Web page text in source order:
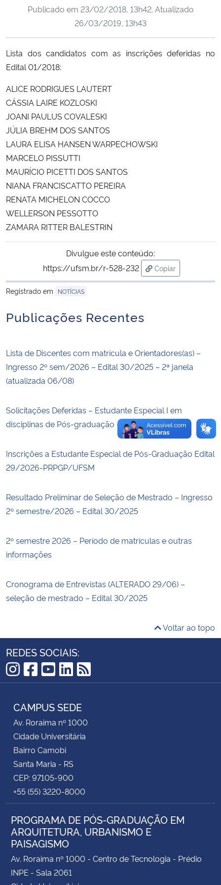
Ministério da Cidadania
Ministério da Ciência, Tecnologia, Inovações e Comunicações
Ministério do Meio Ambiente
Ministério do Desenvolvimento Regional
Controladoria-Geral da União
Ministério da Mulher, da Família e dos Direitos Humanos
Secretaria-Geral
Secretaria de Governo
Gabinete de Segurança Institucional
Advocacia-Geral da União
Banco Central do Brasil
Planalto
Publicado em 23/02/2018, 13h42. Atualizado
26/03/2019, 13h43
Lista dos candidatos com as inscrições deferidas no
Edital 01/2018:
ALICE RODRIGUES LAUTERT
CÁSSIA LAIRE KOZLOSKI
JOANI PAULUS COVALESKI
JÚLIA BREHM DOS SANTOS
LAURA ELISA HANSEN WARPECHOWSKI
MARCELO PISSUTTI
MAURÍCIO PICETTI DOS SANTOS
NIANA FRANCISCATTO PEREIRA
RENATA MICHELON COCCO
WELLERSON PESSOTTO
ZAMARA RITTER BALESTRIN
Divulgue este conteúdo:
https://ufsm.br/r-528-232
Copiar
para área de
Registrado em
NOTÍCIAS
Publicações Recentes
Lista de Discentes com matrícula e Orientadores(as) –
Ingresso 2º sem/2026 – Edital 30/2025 – 2ª janela
(atualizada 06/08)
Solicitações Deferidas – Estudante Especial I em
disciplinas de Pós-graduação – 2ºSem/2026
Inscrições a Estudante Especial de Pós-Graduação Edital
29/2026-PRPGP/UFSM
Resultado Preliminar de Seleção de Mestrado – Ingresso
2º semestre/2026 – Edital 30/2025
2º semestre 2026 – Período de matrículas e outras
informações
Cronograma de Entrevistas (ALTERADO 29/06) –
seleção de mestrado – Edital 30/2025
Voltar ao topo
REDES SOCIAIS:
Instagram
Facebook
YouTube
LinkedIn
RSS
CAMPUS SEDE
Av. Roraima nº 1000
Cidade Universitária
Bairro Camobi
Santa Maria - RS
CEP: 97105-900
+55 (55) 3220-8000
PROGRAMA DE PÓS-GRADUAÇÃO EM
ARQUITETURA, URBANISMO E
PAISAGISMO
Av. Roraima nº 1000 - Centro de Tecnologia - Prédio
INPE - Sala 2061